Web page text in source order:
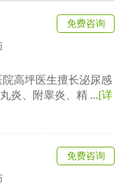
院高坪医生擅长泌尿感
炎、附睾炎、精 ...[详
免费咨询
免费咨询